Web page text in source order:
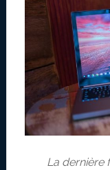
La dernière